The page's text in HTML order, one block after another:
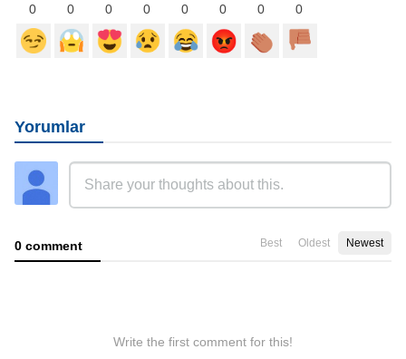
0 0 0 0 0 0 0 0
Yorumlar
0 comment Best Oldest Newest
Write the first comment for this!